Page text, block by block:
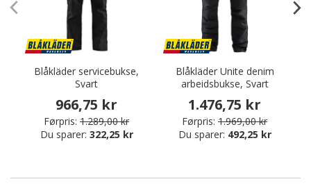
Blåkläder servicebukse,
Svart
966,75 kr
Førpris: 1.289,00 kr
Du sparer: 322,25 kr
Blåkläder Unite denim
arbeidsbukse, Svart
1.476,75 kr
Førpris: 1.969,00 kr
Du sparer: 492,25 kr